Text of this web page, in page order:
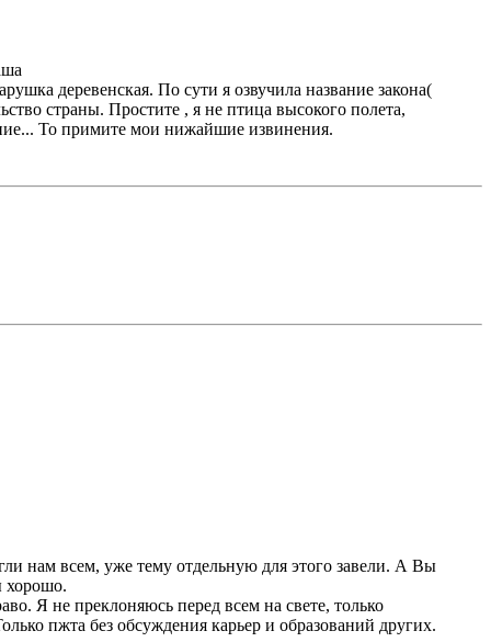
деревенская. По сути я озвучила название закона(
страны. Простите , я не птица высокого полета,
То примите мои нижайшие извинения.
нам всем, уже тему отдельную для этого завели. А Вы
хорошо.
Я не преклоняюсь перед всем на свете, только
пжта без обсуждения карьер и образований других.